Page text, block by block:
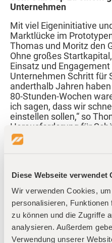
Diese Webseite verwendet
Wir verwenden Cookies,
personalisieren,
zu können und die Zugriffe
analysieren. Außerdem
Verwendung unserer
Unternehmen
Mit viel Eigeninitiative
Marktlücke im
Thomas und Moritz den
Ohne großes
Einsatz und
Unternehmen Schritt für
anderthalb Jahren
80-Stunden-Wochen
ich sagen, dass wir
einstellen sollen,“ so
Herausforderung für
haben wir alles selbst
Mitarbeiter hatten,
ändert in einigen Jahren
Unternehmen.“
Das schnelle Wachstum
stetigen Zulauf an neuen
sieht Schönbucher auch
neuen Mitarbeitern